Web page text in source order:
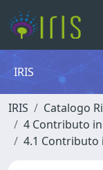
IRIS
IRIS
Catalogo
4 Contributo
4.1 Contributo